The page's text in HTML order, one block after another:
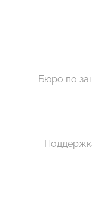
Бюро по